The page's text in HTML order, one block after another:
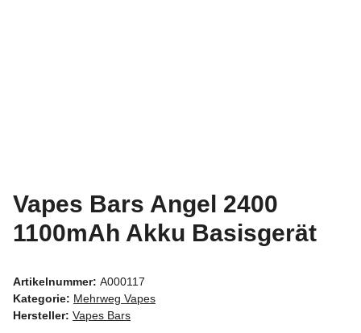
Vapes Bars Angel 2400
1100mAh Akku Basisgerät
Artikelnummer: A000117
Kategorie: Mehrweg Vapes
Hersteller: Vapes Bars